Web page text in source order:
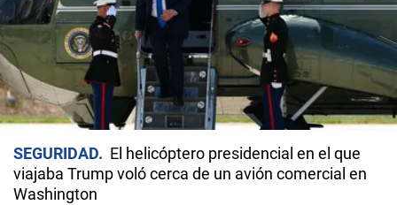
SEGURIDAD
El helicóptero presidencial en el que
viajaba Trump voló cerca de un avión comercial en
Washington